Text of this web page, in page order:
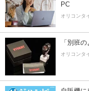
PC
オリコンタ
「別班
オリコンタ